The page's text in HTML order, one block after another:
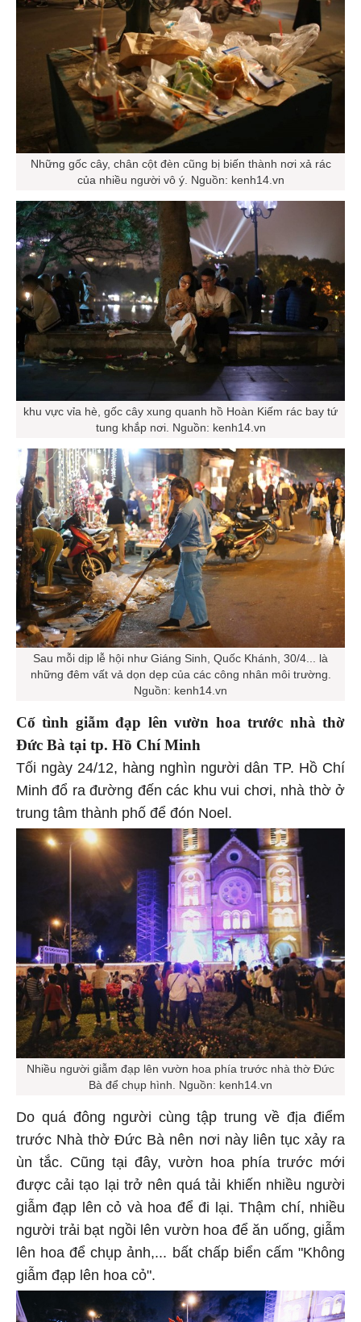
Những gốc cây, chân cột đèn cũng bị biến thành nơi xả rác
của nhiều người vô ý. Nguồn: kenh14.vn
khu vực vỉa hè, gốc cây xung quanh hồ Hoàn Kiếm rác bay tứ
tung khắp nơi. Nguồn: kenh14.vn
Sau mỗi dịp lễ hội như Giáng Sinh, Quốc Khánh, 30/4... là
những đêm vất vả dọn dẹp của các công nhân môi trường.
Nguồn: kenh14.vn
Cố tình giẫm đạp lên vườn hoa trước nhà thờ
Đức Bà tại tp. Hồ Chí Minh
Tối ngày 24/12, hàng nghìn người dân TP. Hồ Chí
Minh đổ ra đường đến các khu vui chơi, nhà thờ ở
trung tâm thành phố để đón Noel.
Nhiều người giẫm đạp lên vườn hoa phía trước nhà thờ Đức
Bà để chụp hình. Nguồn: kenh14.vn
Do quá đông người cùng tập trung về địa điểm
trước Nhà thờ Đức Bà nên nơi này liên tục xảy ra
ùn tắc. Cũng tại đây, vườn hoa phía trước mới
được cải tạo lại trở nên quá tải khiến nhiều người
giẫm đạp lên cỏ và hoa để đi lại. Thậm chí, nhiều
người trải bạt ngồi lên vườn hoa để ăn uống, giẫm
lên hoa để chụp ảnh,... bất chấp biển cấm "Không
giẫm đạp lên hoa cỏ".